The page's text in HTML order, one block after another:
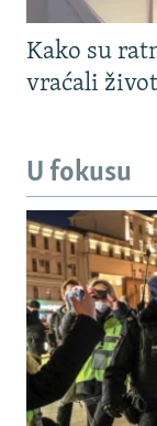
Kako su
vraćali
U fokusu